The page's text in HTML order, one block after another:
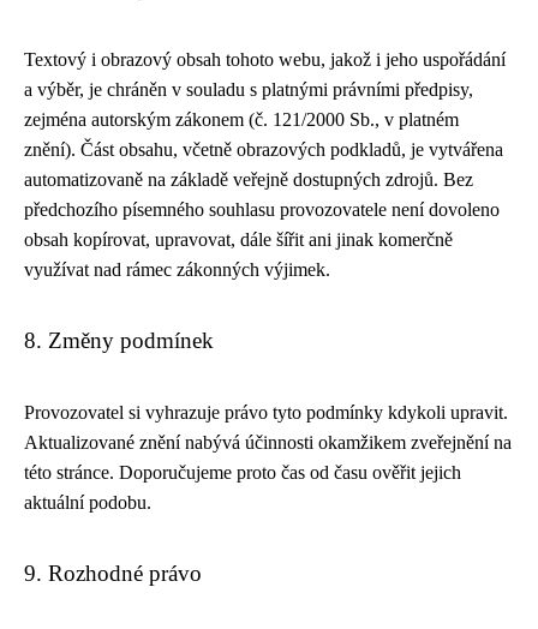
Textový i obrazový obsah tohoto webu, jakož i jeho uspořádání
a výběr, je chráněn v souladu s platnými právními předpisy,
zejména autorským zákonem (č. 121/2000 Sb., v platném
znění). Část obsahu, včetně obrazových podkladů, je vytvářena
automatizovaně na základě veřejně dostupných zdrojů. Bez
předchozího písemného souhlasu provozovatele není dovoleno
obsah kopírovat, upravovat, dále šířit ani jinak komerčně
využívat nad rámec zákonných výjimek.
8. Změny podmínek
Provozovatel si vyhrazuje právo tyto podmínky kdykoli upravit.
Aktualizované znění nabývá účinnosti okamžikem zveřejnění na
této stránce. Doporučujeme proto čas od času ověřit jejich
aktuální podobu.
9. Rozhodné právo